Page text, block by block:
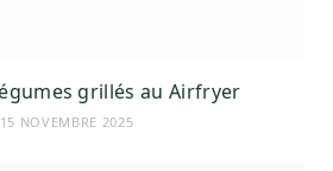
grillés au Airfryer
15 NOVEMBRE 2025